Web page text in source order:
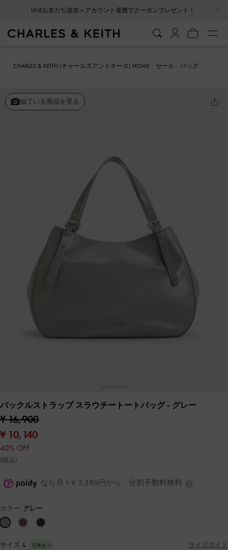
会員登録＋ニュースレター登録で10%OFFクーポンプレゼント！
CHARLES & KEITH (チャールズアンドキース) HOME セール
バッグ
似ている商品を見る
バックルストラップ スラウチートートバッグ- グレー
¥ 16,900
¥ 10,140
40% OFF
(税込)
なら月々¥ 3,380円から。分割手数料無料
カラー: グレー
サイズ: L 在庫あり サイズガイド